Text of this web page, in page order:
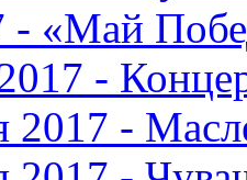
- «Май
-
2017 -